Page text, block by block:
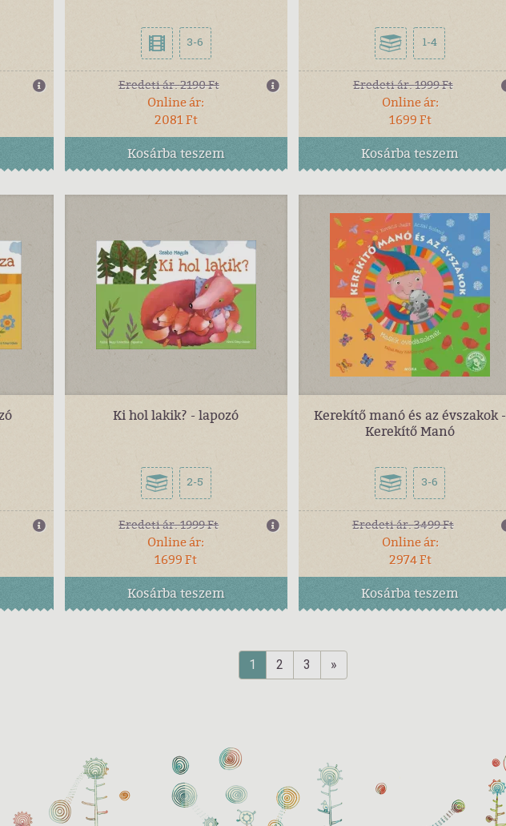
3-6
Eredeti ár:2190 Ft
Online ár:
2081 Ft
Kosárbateszem
1-4
Eredeti ár:1999 Ft
Online ár:
1699 Ft
Kosárbateszem
Ki hol lakik? - lapozó
2-5
Eredeti ár:1999 Ft
Online ár:
1699 Ft
Kosárbateszem
Kerekítő manó és az évszakok -
Kerekítő Manó
3-6
Eredeti ár:3499 Ft
Online ár:
2974 Ft
Kosárbateszem
1 2 3 »